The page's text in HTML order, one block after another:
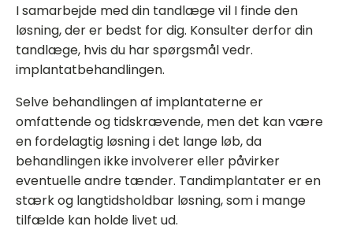
I samarbejde med din tandlæge vil I finde den
løsning, der er bedst for dig. Konsulter derfor din
tandlæge, hvis du har spørgsmål vedr.
implantatbehandlingen.
Selve behandlingen af implantaterne er
omfattende og tidskrævende, men det kan være
en fordelagtig løsning i det lange løb, da
behandlingen ikke involverer eller påvirker
eventuelle andre tænder. Tandimplantater er en
stærk og langtidsholdbar løsning, som i mange
tilfælde kan holde livet ud.